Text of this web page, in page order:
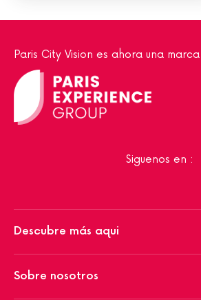
Paris City Vision es ahora una
Siguenos en :
Descubre más aqui
Sobre nosotros